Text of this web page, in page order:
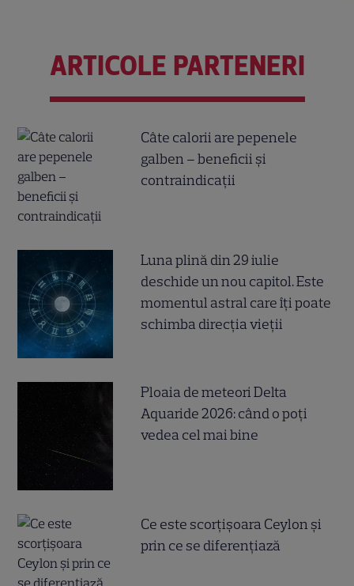
ARTICOLE PARTENERI
Câte calorii are pepenele
galben – beneficii și
contraindicații
Luna plină din 29 iulie
deschide un nou capitol. Este
momentul astral care îți poate
schimba direcția vieții
Ploaia de meteori Delta
Aquaride 2026: când o poți
vedea cel mai bine
Ce este scorțișoara Ceylon și
prin ce se diferențiază